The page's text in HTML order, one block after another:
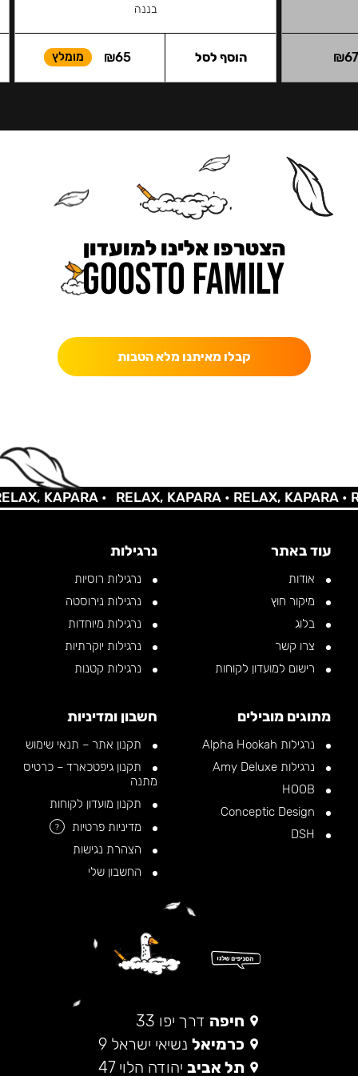
₪
בננה
₪65 מומלץ הוסף לסל
הצטרפו אלינו למועדון
קבלו מאיתנו מלא הטבות
KAPARA • RELAX, KAPARA •RELAX, KAPARA •
עוד באתר
אודות
מיקור חוץ
בלוג
צרו קשר
רישום למועדון לקוחות
נרגילות
נרגילות רוסיות
נרגילות נירוסטה
נרגילות מיוחדות
נרגילות יוקרתיות
נרגילות קטנות
מתוגים מובילים
נרגילות Alpha Hookah
נרגילות Amy Deluxe
חשבון ומדיניות
תקנון אתר – תנאי שימוש
תקנון גיפטכארד – כרטיס
מתנה
תקנון מועדון לקוחות
מדיניות פרטיות
?
הצהרת נגישות
החשבון שלי
חיפה דרך יפו 33
כרמיאל נשיאי ישראל 9
תל אביב יהודה הלוי 47